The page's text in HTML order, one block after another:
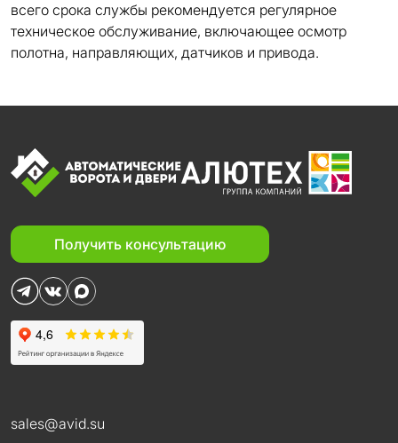
всего срока службы рекомендуется регулярное
техническое обслуживание, включающее осмотр
полотна, направляющих, датчиков и привода.
Получить консультацию
sales@avid.su